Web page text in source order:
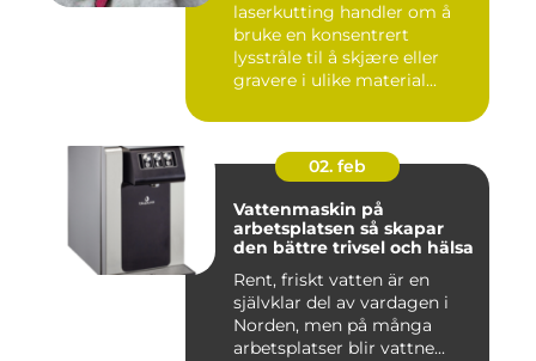
laserkutting handler om å
bruke en konsentrert
lysstråle til å skjære eller
gravere i ulike material...
02. feb
Vattenmaskin på
arbetsplatsen så skapar
den bättre trivsel och hälsa
Rent, friskt vatten är en
självklar del av vardagen i
Norden, men på många
arbetsplatser blir vattne...